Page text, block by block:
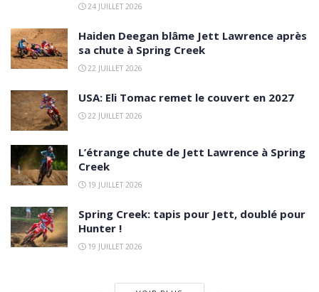
24 JUILLET 2026
Haiden Deegan blâme Jett Lawrence après
sa chute à Spring Creek
22 JUILLET 2026
USA: Eli Tomac remet le couvert en 2027
22 JUILLET 2026
L’étrange chute de Jett Lawrence à Spring
Creek
19 JUILLET 2026
Spring Creek: tapis pour Jett, doublé pour
Hunter !
19 JUILLET 2026